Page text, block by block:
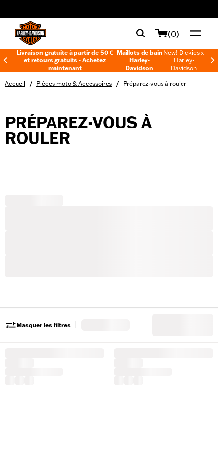
(0)
Livraison gratuite à partir de 50 €
et retours gratuits -Achetez
maintenant
Maillots de bain
Harley-
Davidson
New! Dickies x
Harley-
Davidson
Accueil / Pièces moto & Accessoires / Préparez-vous à rouler
PRÉPAREZ-VOUS À
ROULER
Masquer les filtres